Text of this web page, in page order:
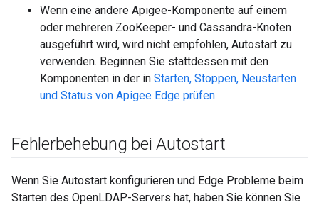
Wenn eine andere Apigee-Komponente auf einem
oder mehreren ZooKeeper- und Cassandra-Knoten
ausgeführt wird, wird nicht empfohlen, Autostart zu
verwenden. Beginnen Sie stattdessen mit den
Komponenten in der in Starten, Stoppen, Neustarten
und Status von Apigee Edge prüfen
Fehlerbehebung bei Autostart
Wenn Sie Autostart konfigurieren und Edge Probleme beim
Starten des OpenLDAP-Servers hat, haben Sie können Sie